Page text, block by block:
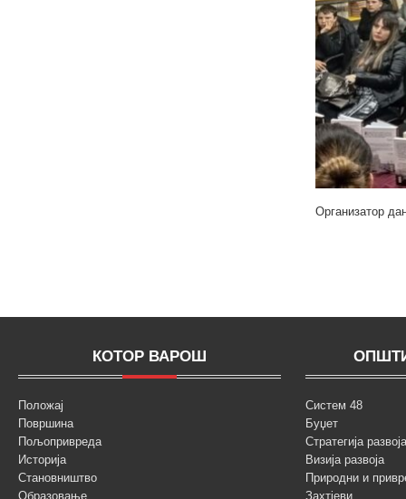
Организатор
КОТОР ВАРОШ
Положај
Површина
Пољопривреда
Историја
Становништво
Образовање
Систем 48
Буџет
Стратегија
Визија развоја
Природни и
Захтјеви